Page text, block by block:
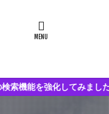
した。